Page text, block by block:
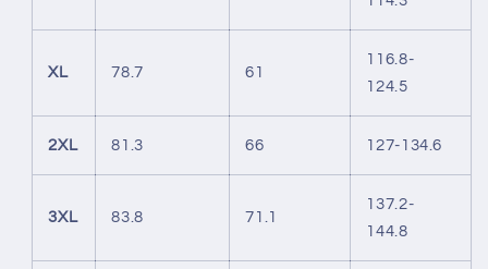
XL 78.7 61
116.8-
124.5
2XL 81.3 66 127-134.6
3XL 83.8 71.1
137.2-
144.8